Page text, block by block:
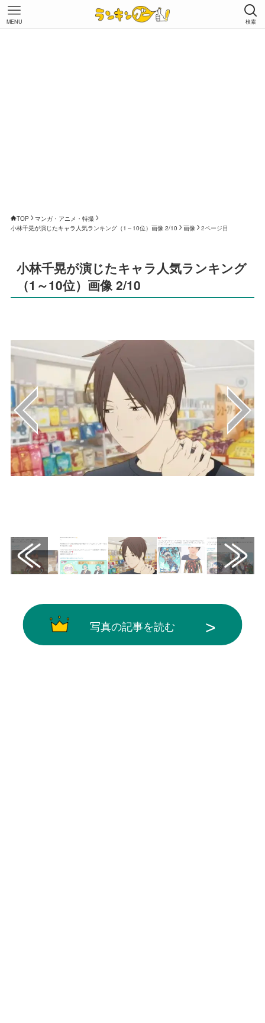
検索
MENU
TOP
マンガ・アニメ・特撮
小林千晃が演じたキャラ人気ランキング（1～10位）画像 2/10
画像 2ページ目
小林千晃が演じたキャラ人気ランキング
（1～10位）画像 2/10
写真の記事を読む